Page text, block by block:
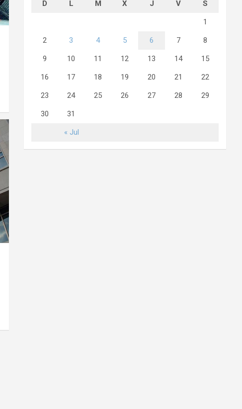
D L M X J V S
« Jul
1
2 3 4 5 6 7 8
9 10 11 12 13 14 15
16 17 18 19 20 21 22
23 24 25 26 27 28 29
30 31